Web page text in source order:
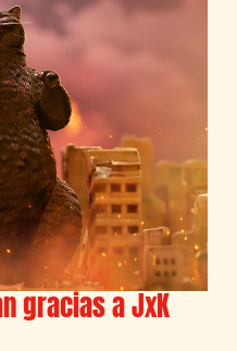
gracias a JxK